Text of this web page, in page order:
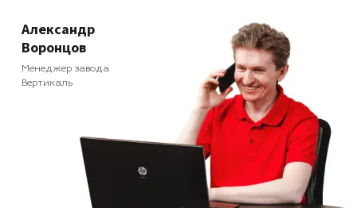
Александр
Воронцов
Менеджер завода
Вертикаль